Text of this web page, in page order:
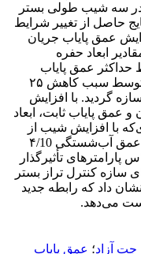
آزاد در سه شیب طولی بستر
شد. نتایج حاصل از تغییر شرایط
عمق پایاب جریان
ابعاد حفره
حداکثر عمق پایاب
به‌ازای دبی‌های مختلف جریان، به‌طور متوسط سبب کاهش ۲۵
گردید. با افزایش
عمق پایاب ثابت، ابعاد
با افزایش شیب از
05/0 به ۴/0 درصد برای حالت آزاد پایاب، عمق آب‌شستگی ۴/10
تأثیرگذار
کنترل تراز بستر
داد که رابطه جدید
می‌دهد.
جت آزاد؛ عمق پایاب